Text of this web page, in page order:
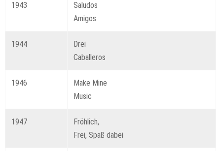
1943
Saludos
Amigos
1944
Drei
Caballeros
1946
Make Mine
Music
1947
Fröhlich,
Frei, Spaß dabei